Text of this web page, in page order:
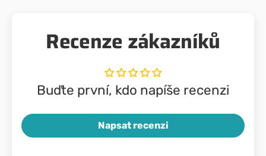
Recenze zákazníků
Buďte první, kdo napíše recenzi
Napsat recenzi